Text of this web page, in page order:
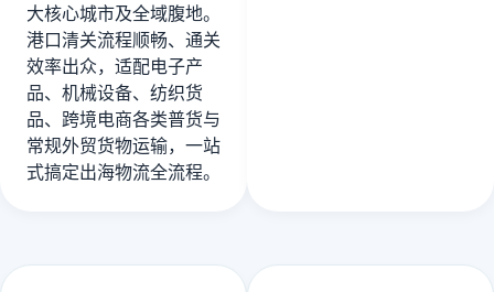
大核心城市及全域腹地。
港口清关流程顺畅、通关
效率出众，适配电子产
品、机械设备、纺织货
品、跨境电商各类普货与
常规外贸货物运输，一站
式搞定出海物流全流程。